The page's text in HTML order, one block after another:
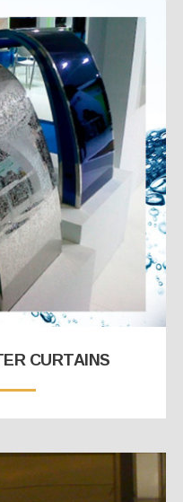
CURTAINS